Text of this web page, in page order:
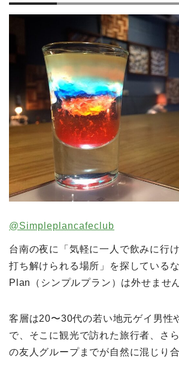
@Simpleplancafeclub
台南の夜に「気軽に一人で飲みに行
打ち解けられる場所」を探している
Plan（シンプルプラン）は外せません
客層は20〜30代の若い地元ゲイ男性
で、そこに観光で訪れた旅行者、さ
の友人グループまでが自然に混じり合